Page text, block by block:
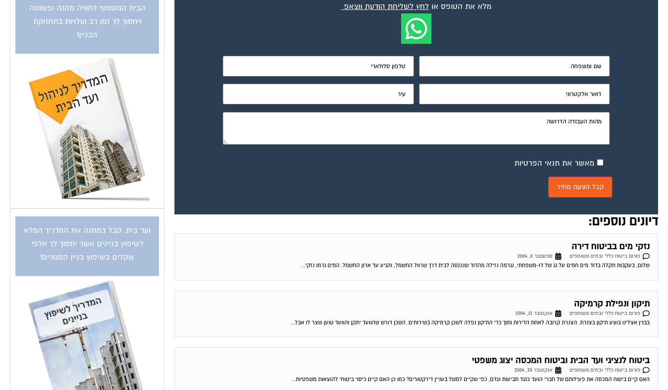
מלא את הטופס אולחץ לשליחת הודעת ווצאפ
מאשר את תנאי הפרטיות
דיונים נוספים:
נזקי מים בביטוח דירה
פורום ביטוח כללי ובתים משותפים
ספטמבר 8, 2004
שלום, בעקבות תקלה בדוד מים חמים על גג של דו-משפחתי, נגרמה נזילה מהדוד שנכנסה לבית דרך שרוול החשמל, והגיע עד ארון החשמל. המים גרמו נזקי...
תיקון ונפילת קרמיקה
פורום ביטוח כללי ובתים משותפים
אוקטובר 13, 2004
בבנין אצלינו בוצע תיקון בצנרת. הצנרת קרובה לאחת הדירות ותוך כדי התיקון נפלה לשכן קרמיקה בשירותים. השכן דורש שהוועד יתקן והוועד טוען שצר לו אבל...
ביטוח לנציגי ועד הבית וביטוח המכסה יצוג משפטי
פורום ביטוח כללי ובתים משותפים
אוקטובר 28, 2004
האם קיים ביטוח המכסה את פעילותם של חברי הועד כנגד תביעות נגדם, כפי שקיים למשל בעניין דירקטורים? כמו כן האם קיים כיסוי ביטוחי להוצאות משפטיות...
הבית המשותף לחוויה מהנה ופשוטה
ויחסוך לך זמן רב ועלויות בתחזוקת
הבניין!
ועד בית, קבל במתנה את המדריך המלא
לשיפוץ בניינים אשר יחסוך לך אלפי
שקלים בשיפוץ בניין המגורים!